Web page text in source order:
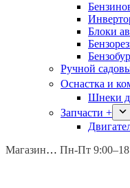
Блоки
Ручной
Оснастка и
Шнеки
Запчасти +
Магазины: Калуга ул.
Пн-Пт